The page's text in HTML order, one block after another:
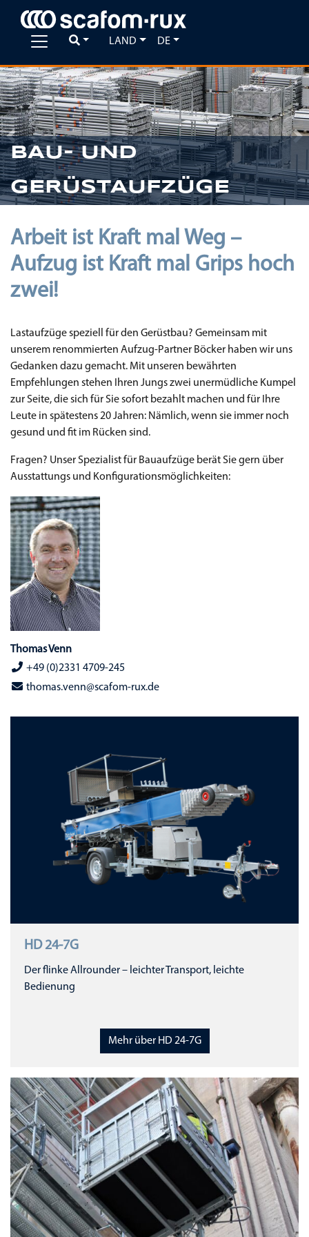
LAND DE
Previous
BAU- UND
GERÜSTAUFZÜGE
Arbeit ist Kraft mal Weg –
Aufzug ist Kraft mal Grips hoch
zwei!
Lastaufzüge speziell für den Gerüstbau? Gemeinsam mit
unserem renommierten Aufzug-Partner Böcker haben wir uns
Gedanken dazu gemacht. Mit unseren bewährten
Empfehlungen stehen Ihren Jungs zwei unermüdliche Kumpel
zur Seite, die sich für Sie sofort bezahlt machen und für Ihre
Leute in spätestens 20 Jahren: Nämlich, wenn sie immer noch
gesund und fit im Rücken sind.
Fragen? Unser Spezialist für Bauaufzüge berät Sie gern über
Ausstattungs und Konfigurationsmöglichkeiten:
Thomas Venn
+49 (0)2331 4709-245
thomas.venn@scafom-rux.de
HD 24-7G
Der flinke Allrounder – leichter Transport, leichte
Bedienung
Mehr über HD 24-7G